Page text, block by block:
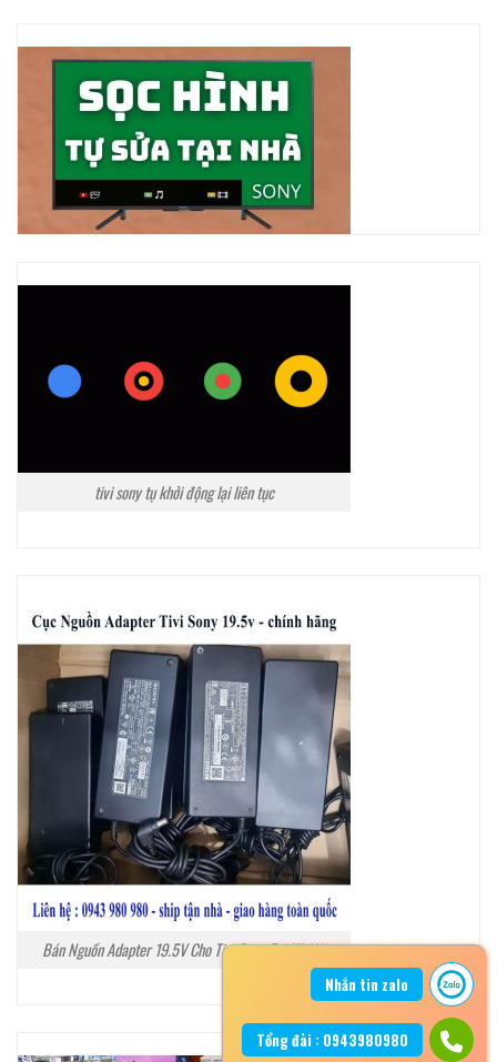
tivi sony tụ khởi động lại liên tục
Bán Nguồn Adapter 19.5V Cho Tivi Sony Tại Hà Nội
Nhắn tin zalo
Tổng đài : 0943980980